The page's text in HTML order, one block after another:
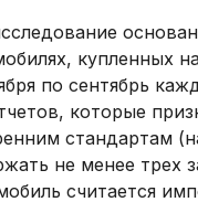
купленных
по сентябрь
которые
стандартам
не менее трех
считается